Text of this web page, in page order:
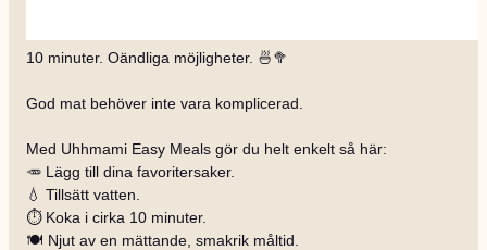
10 minuter. Oändliga möjligheter. 🍜🥦
God mat behöver inte vara komplicerad.
Med Uhhmami Easy Meals gör du helt enkelt så här:
🥕 Lägg till dina favoritersaker.
💧 Tillsätt vatten.
⏱️ Koka i cirka 10 minuter.
🍽️ Njut av en mättande, smakrik måltid.